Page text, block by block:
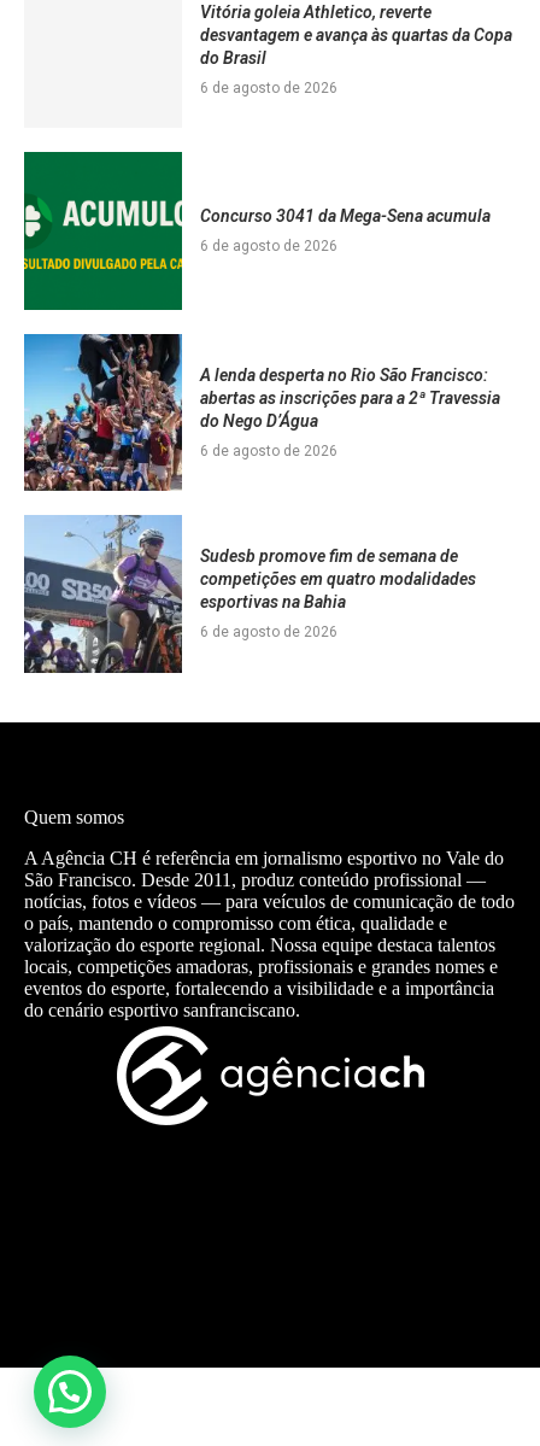
Vitória goleia Athletico, reverte
desvantagem e avança às quartas da Copa
do Brasil
6 de agosto de 2026
Concurso 3041 da Mega-Sena acumula
6 de agosto de 2026
A lenda desperta no Rio São Francisco:
abertas as inscrições para a 2ª Travessia
do Nego D’Água
6 de agosto de 2026
Sudesb promove fim de semana de
competições em quatro modalidades
esportivas na Bahia
6 de agosto de 2026
Quem somos
A Agência CH é referência em jornalismo esportivo no Vale do
São Francisco. Desde 2011, produz conteúdo profissional —
notícias, fotos e vídeos — para veículos de comunicação de todo
o país, mantendo o compromisso com ética, qualidade e
valorização do esporte regional. Nossa equipe destaca talentos
locais, competições amadoras, profissionais e grandes nomes e
eventos do esporte, fortalecendo a visibilidade e a importância
do cenário esportivo sanfranciscano.